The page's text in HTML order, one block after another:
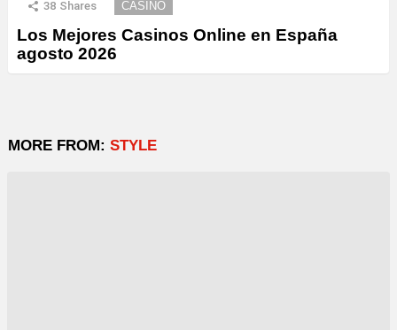
38 Shares CASINO
Los Mejores Casinos Online en España
agosto 2026
MORE FROM: STYLE